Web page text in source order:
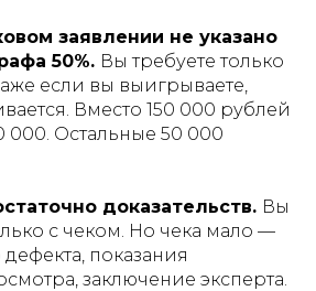
заявлении не указано
50%. Вы требуете только
если вы выигрываете,
Вместо 150 000 рублей
000. Остальные 50 000
доказательств. Вы
с чеком. Но чека мало —
показания
заключение эксперта.